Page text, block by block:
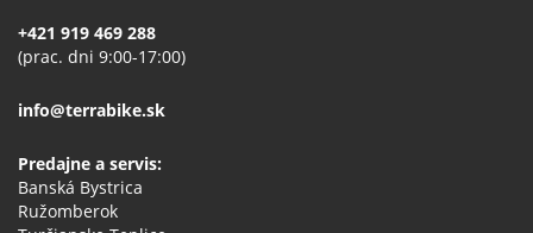
+421 919 469 288
(prac. dni 9:00-17:00)
info@terrabike.sk
Predajne a servis:
Banská Bystrica
Ružomberok